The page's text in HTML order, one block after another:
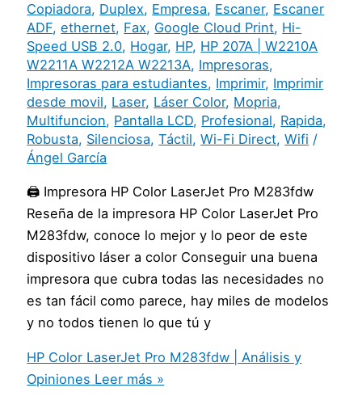
Copiadora, Duplex, Empresa, Escaner, Escaner
ADF,ethernet, Fax, Google Cloud Print, Hi-
Speed USB 2.0, Hogar, HP, HP 207A | W2210A
W2211A W2212A W2213A, Impresoras,
Impresoras para estudiantes, Imprimir, Imprimir
desde movil, Laser, Láser Color, Mopria,
Multifuncion, Pantalla LCD, Profesional, Rapida,
Robusta, Silenciosa,Táctil,Wi-Fi Direct,Wifi /
Ángel García
🖨️ Impresora HP Color LaserJet Pro M283fdw
Reseña de la impresora HP Color LaserJet Pro
M283fdw, conoce lo mejor y lo peor de este
dispositivo láser a color Conseguir una buena
impresora que cubra todas las necesidades no
es tan fácil como parece, hay miles de modelos
y no todos tienen lo que tú y
HP Color LaserJet Pro M283fdw | Análisis y
Opiniones Leer más »